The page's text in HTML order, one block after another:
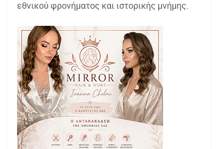
εθνικού φρονήματος και ιστορικής μνήμης.